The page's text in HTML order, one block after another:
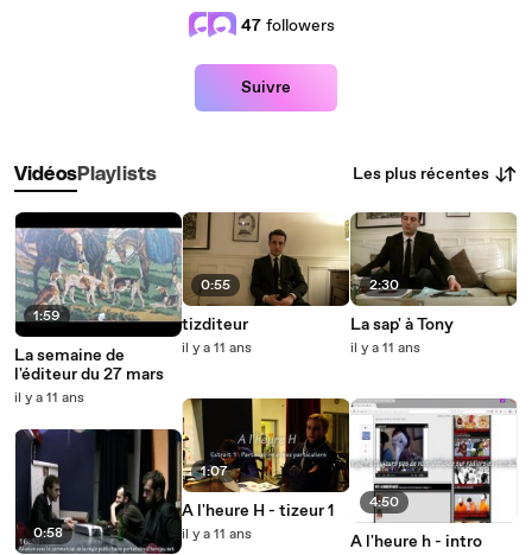
47 followers
Suivre
VidéosPlaylists Les plus récentes
1:59
La semaine de
l'éditeur du 27 mars
il y a 11 ans
0:58
0:55
tizditeur
il y a 11 ans
1:07
A l'heure H - tizeur 1
il y a 11 ans
2:30
La sap' à Tony
il y a 11 ans
4:50
A l'heure h - intro